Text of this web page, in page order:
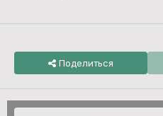
Поделиться